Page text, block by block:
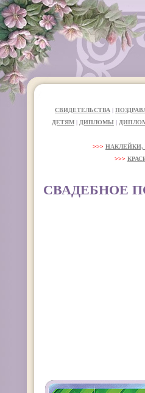
СВИДЕТЕЛЬСТВА |
ДЕТЯМ | ДИПЛОМЫ |
>>>
>>>
СВАДЕБНОЕ